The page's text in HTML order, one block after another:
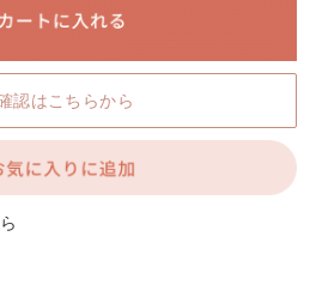
認はこちらから